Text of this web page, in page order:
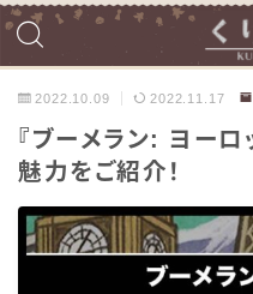
2022.10.09 2022.11.17
『ブーメラン: ヨーロ
魅力をご紹介！